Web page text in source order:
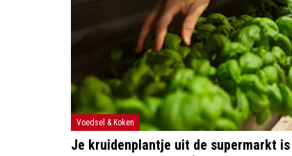
Voedsel & Koken
Je kruidenplantje uit de supermarkt